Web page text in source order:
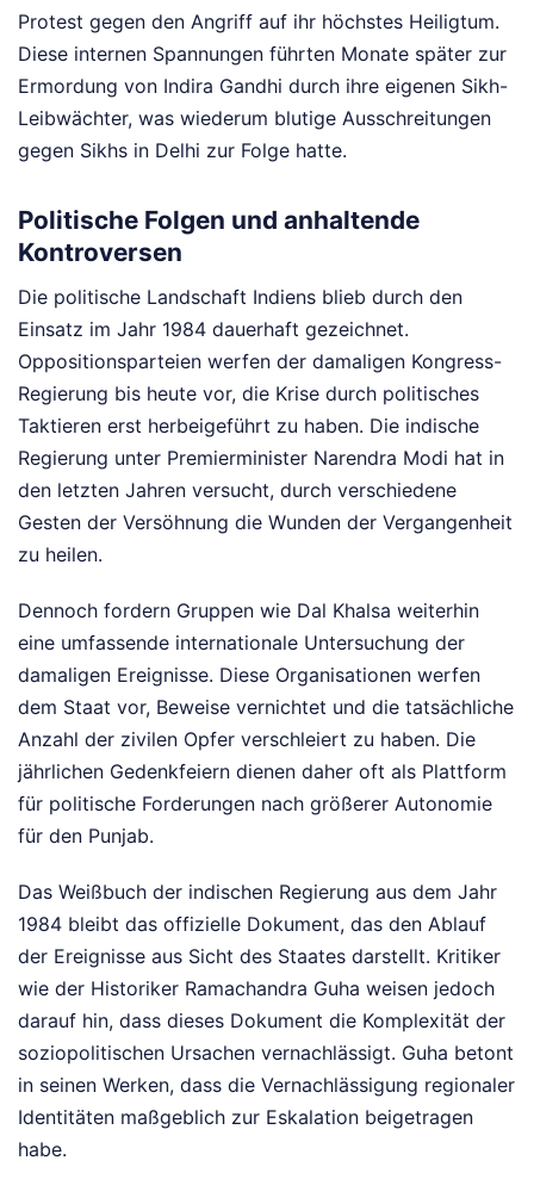
Protest gegen den Angriff auf ihr höchstes Heiligtum.
Diese internen Spannungen führten Monate später zur
Ermordung von Indira Gandhi durch ihre eigenen Sikh-
Leibwächter, was wiederum blutige Ausschreitungen
gegen Sikhs in Delhi zur Folge hatte.
Politische Folgen und anhaltende
Kontroversen
Die politische Landschaft Indiens blieb durch den
Einsatz im Jahr 1984 dauerhaft gezeichnet.
Oppositionsparteien werfen der damaligen Kongress-
Regierung bis heute vor, die Krise durch politisches
Taktieren erst herbeigeführt zu haben. Die indische
Regierung unter Premierminister Narendra Modi hat in
den letzten Jahren versucht, durch verschiedene
Gesten der Versöhnung die Wunden der Vergangenheit
zu heilen.
Dennoch fordern Gruppen wie Dal Khalsa weiterhin
eine umfassende internationale Untersuchung der
damaligen Ereignisse. Diese Organisationen werfen
dem Staat vor, Beweise vernichtet und die tatsächliche
Anzahl der zivilen Opfer verschleiert zu haben. Die
jährlichen Gedenkfeiern dienen daher oft als Plattform
für politische Forderungen nach größerer Autonomie
für den Punjab.
Das Weißbuch der indischen Regierung aus dem Jahr
1984 bleibt das offizielle Dokument, das den Ablauf
der Ereignisse aus Sicht des Staates darstellt. Kritiker
wie der Historiker Ramachandra Guha weisen jedoch
darauf hin, dass dieses Dokument die Komplexität der
soziopolitischen Ursachen vernachlässigt. Guha betont
in seinen Werken, dass die Vernachlässigung regionaler
Identitäten maßgeblich zur Eskalation beigetragen
habe.